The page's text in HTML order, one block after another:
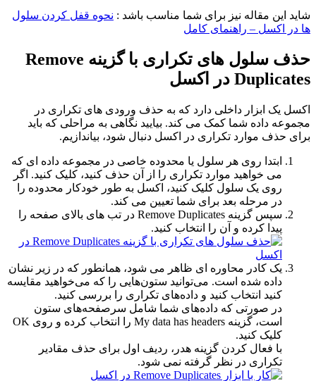
شاید این مقاله نیز برای شما مناسب باشد : نحوه قفل کردن سلول
ها در اکسل – راهنمای کامل
حذف سلول های تکراری با گزینه Remove
Duplicates در اکسل
اکسل یک ابزار داخلی دارد که به حذف ورودی های تکراری در
مجموعه داده شما کمک می کند. بیایید نگاهی به مراحلی که باید
برای حذف موارد تکراری در اکسل دنبال شود، بیاندازیم.
ابتدا روی هر سلول یا محدوده خاصی در مجموعه داده ای که
می خواهید موارد تکراری را از آن حذف کنید، کلیک کنید. اگر
روی یک سلول کلیک کنید، اکسل به طور خودکار محدوده را
در مرحله بعد برای شما تعیین می کند.
سپس گزینه Remove Duplicates در تب های بالای صفحه را
پیدا کرده و آن را انتخاب کنید.
یک کادر محاوره ای ظاهر می شود، همانطور که در زیر نشان
داده شده است. می‌توانید ستون‌هایی را که می‌خواهید مقایسه
کنید انتخاب کنید و داده‌های تکراری را بررسی کنید.
در صورتی که داده‌های شما شامل سرصفحه‌های ستون
است، گزینه My data has headers را انتخاب کرده و روی OK
کلیک کنید.
با فعال کردن گزینه هدر، ردیف اول برای حذف مقادیر
تکراری در نظر گرفته نمی شود.